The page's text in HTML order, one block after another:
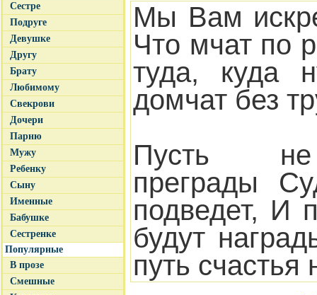
Сестре
Подруге
Девушке
Другу
Брату
Любимому
Свекрови
Дочери
Парню
Мужу
Ребенку
Сыну
Именные
Бабушке
Сестренке
Популярные
В прозе
Смешные
Мы Вам
Что мчат по
туда, куда
домчат без
Пусть не
преграды
подведет, И
будут
путь счастья